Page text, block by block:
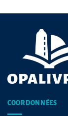
COORDONNÉES